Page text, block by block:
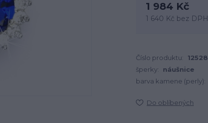
1 984 Kč
1 640 Kč bez DPH
Číslo produktu: 12528
šperky:
náušnice
barva kamene (perly):
Do oblíbených